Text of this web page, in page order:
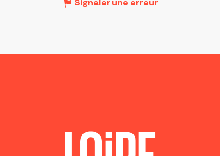
Signaler une erreur